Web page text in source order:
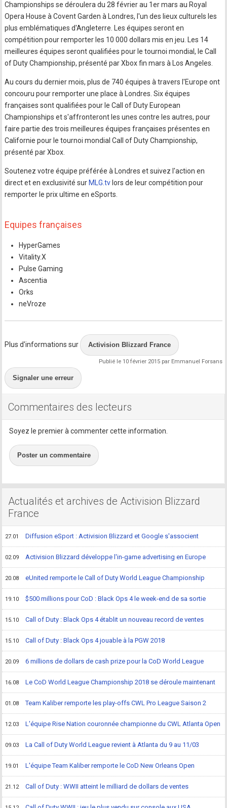
Championships se déroulera du 28 février au 1er mars au Royal
Opera House à Covent Garden à Londres, l'un des lieux culturels les
plus emblématiques d'Angleterre. Les équipes seront en
compétition pour remporter les 10 000 dollars mis en jeu. Les 14
meilleures équipes seront qualifiées pour le tournoi mondial, le Call
of Duty Championship, présenté par Xbox fin mars à Los Angeles.
Au cours du dernier mois, plus de 740 équipes à travers l'Europe ont
concouru pour remporter une place à Londres. Six équipes
françaises sont qualifiées pour le Call of Duty European
Championships et s'affronteront les unes contre les autres, pour
faire partie des trois meilleures équipes françaises présentes en
Californie pour le tournoi mondial Call of Duty Championship,
présenté par Xbox.
Soutenez votre équipe préférée à Londres et suivez l'action en
direct et en exclusivité sur MLG.tv lors de leur compétition pour
remporter le prix ultime en eSports.
Equipes françaises
HyperGames
Vitality.X
Pulse Gaming
Ascentia
Orks
neVroze
Plus d'informations sur Activision Blizzard France
Publié le 10 février 2015 par Emmanuel Forsans
Signaler une erreur
Commentaires des lecteurs
Soyez le premier à commenter cette information.
Poster un commentaire
Actualités et archives de Activision Blizzard
France
27.01 Diffusion eSport : Activision Blizzard et Google s'associent
02.09 Activision Blizzard développe l'in-game advertising en Europe
20.08 eUnited remporte le Call of Duty World League Championship
19.10 $500 millions pour CoD : Black Ops 4 le week-end de sa sortie
15.10 Call of Duty : Black Ops 4 établit un nouveau record de ventes
15.10 Call of Duty : Black Ops 4 jouable à la PGW 2018
20.09 6 millions de dollars de cash prize pour la CoD World League
16.08 Le CoD World League Championship 2018 se déroule maintenant
01.08 Team Kaliber remporte les play-offs CWL Pro League Saison 2
12.03 L'équipe Rise Nation couronnée championne du CWL Atlanta Open
09.03 La Call of Duty World League revient à Atlanta du 9 au 11/03
19.01 L'équipe Team Kaliber remporte le CoD New Orleans Open
21.12 Call of Duty : WWII atteint le milliard de dollars de ventes